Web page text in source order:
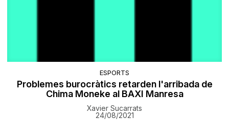
ESPORTS
Problemes burocràtics retarden l'arribada de
Chima Moneke al BAXI Manresa
Xavier Sucarrats
24/08/2021